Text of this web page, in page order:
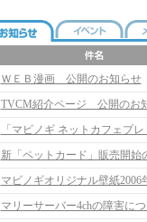
ＷＥＢ漫画 公開のお知らせ
TVCM紹介ページ 公開のお
「マビノギ ネットカフェプ
新「ペットカード」販売開始
マビノギオリジナル壁紙
マリーサーバー4chの障害に